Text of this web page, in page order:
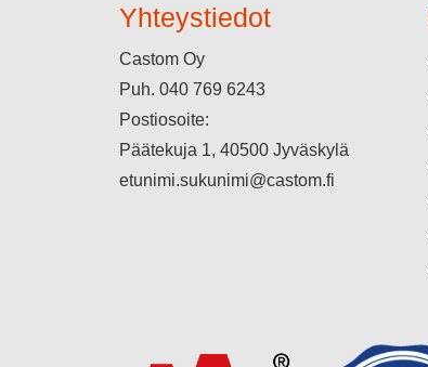
Yhteystiedot
Castom Oy
Puh. 040 769 6243
Postiosoite:
Päätekuja 1, 40500 Jyväskylä
etunimi.sukunimi@castom.fi